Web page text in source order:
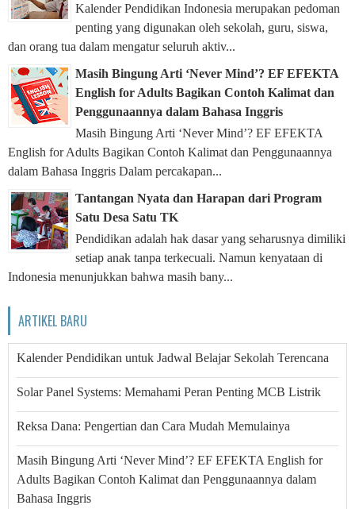
Kalender Pendidikan Indonesia merupakan pedoman
penting yang digunakan oleh sekolah, guru, siswa,
dan orang tua dalam mengatur seluruh aktiv...
Masih Bingung Arti ‘Never Mind’? EF EFEKTA
English for Adults Bagikan Contoh Kalimat dan
Penggunaannya dalam Bahasa Inggris
Masih Bingung Arti ‘Never Mind’? EF EFEKTA
English for Adults Bagikan Contoh Kalimat dan Penggunaannya
dalam Bahasa Inggris Dalam percakapan...
Tantangan Nyata dan Harapan dari Program
Satu Desa Satu TK
Pendidikan adalah hak dasar yang seharusnya dimiliki
setiap anak tanpa terkecuali. Namun kenyataan di
Indonesia menunjukkan bahwa masih bany...
ARTIKEL BARU
Kalender Pendidikan untuk Jadwal Belajar Sekolah Terencana
Solar Panel Systems: Memahami Peran Penting MCB Listrik
Reksa Dana: Pengertian dan Cara Mudah Memulainya
Masih Bingung Arti ‘Never Mind’? EF EFEKTA English for
Adults Bagikan Contoh Kalimat dan Penggunaannya dalam
Bahasa Inggris